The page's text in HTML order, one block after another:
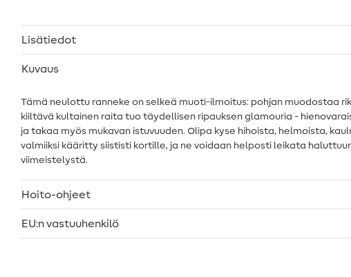
Lisätiedot
Kuvaus
Tämä neulottu ranneke on selkeä muoti-ilmoitus: pohjan muodostaa
kiiltävä kultainen raita tuo täydellisen ripauksen glamouria -
ja takaa myös mukavan istuvuuden. Olipa kyse hihoista, helmoista,
valmiiksi kääritty siististi kortille, ja ne voidaan helposti leikata
viimeistelystä.
Hoito-ohjeet
EU:n vastuuhenkilö